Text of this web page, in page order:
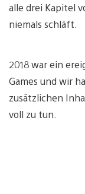
alle drei Kapitel
niemals schläft.
2018 war ein
Games und wir
zusätzlichen
voll zu tun.